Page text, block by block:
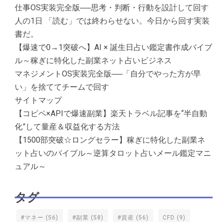
仕事OS実装完全版──思考・判断・行動を設計して回す
人の1日 「読む」では終わらせない。今日から回す実装
書だ。
【爆速で0→1突破へ】AI × 誕生日占い鑑定書作成バイブ
ル～稼ぎに特化した副業ネット占いビジネス
マネジメントOS実装完全版──「自分でやった方が早
い」を捨ててチームで回す
サイトマップ
【コピペ×APIで爆速副業】楽天トラベル記事を“半自動
化”して量産＆収益化する方法
【1500部突破☆ロングセラー】稼ぎに特化した副業ネ
ット占いのバイブル～逆算タロット占いメール鑑定マニ
ュアル～
タグ
#マネー (56) #副業 (58) #資産 (56) CFD (9)